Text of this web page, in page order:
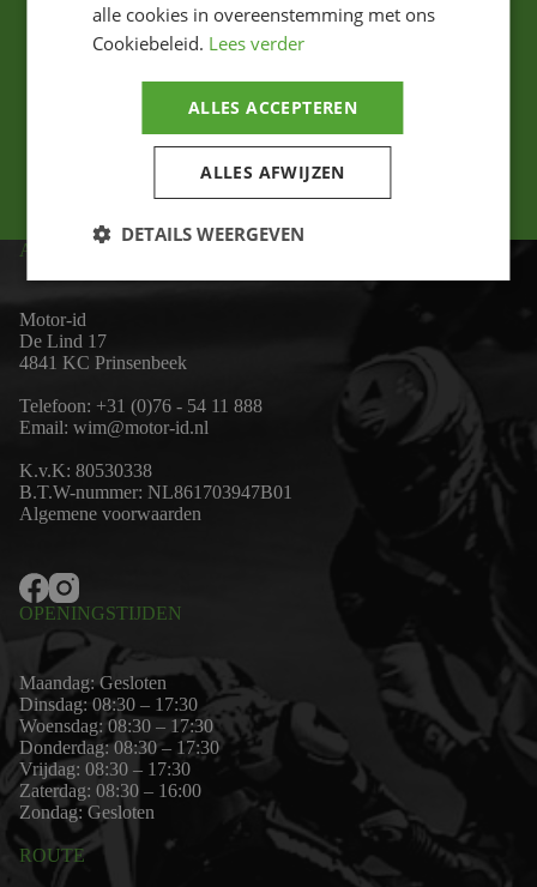
ADRES
Motor-id
De Lind 17
4841 KC Prinsenbeek
Telefoon: +31 (0)76 - 54 11 888
Email: wim@motor-id.nl
K.v.K: 80530338
B.T.W-nummer: NL861703947B01
Algemene voorwaarden
OPENINGSTIJDEN
Maandag: Gesloten
Dinsdag: 08:30 – 17:30
Woensdag: 08:30 – 17:30
Donderdag: 08:30 – 17:30
Vrijdag: 08:30 – 17:30
Zaterdag: 08:30 – 16:00
Zondag: Gesloten
ROUTE
alle cookies in overeenstemming met ons
Cookiebeleid. Lees verder
ALLES ACCEPTEREN
ALLES AFWIJZEN
DETAILS WEERGEVEN